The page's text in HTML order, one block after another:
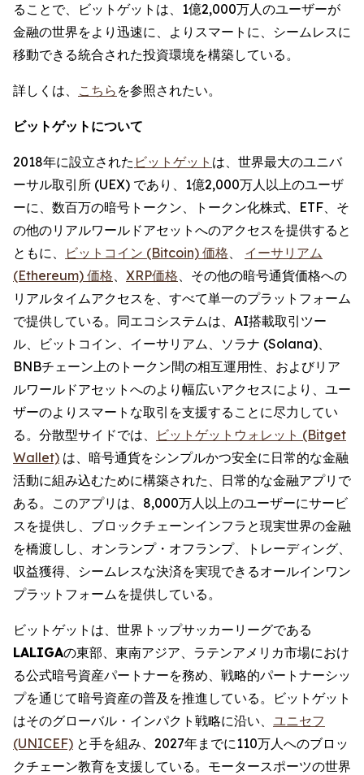
ることで、ビットゲットは、1億2,000万人のユーザーが
金融の世界をより迅速に、よりスマートに、シームレスに
移動できる統合された投資環境を構築している。
詳しくは、 こちら を参照されたい。
ビットゲットについて
2018年に設立された ビットゲット は、世界最大のユニバ
ーサル取引所 (UEX) であり、1億2,000万人以上のユーザ
ーに、数百万の暗号トークン、トークン化株式、ETF、そ
の他のリアルワールドアセットへのアクセスを提供すると
ともに、
ビットコイン (Bitcoin) 価格、 イーサリアム
(Ethereum) 価格、 XRP価格、その他の暗号通貨価格への
リアルタイムアクセスを、すべて単一のプラットフォーム
で提供している。同エコシステムは、AI搭載取引ツー
ル、ビットコイン、イーサリアム、ソラナ (Solana)、
BNBチェーン上のトークン間の相互運用性、およびリア
ルワールドアセットへのより幅広いアクセスにより、ユー
ザーのよりスマートな取引を支援することに尽力してい
る。分散型サイドでは、
ビットゲットウォレット (Bitget
Wallet) は、暗号通貨をシンプルかつ安全に日常的な金融
活動に組み込むために構築された、日常的な金融アプリで
ある。このアプリは、8,000万人以上のユーザーにサービ
スを提供し、ブロックチェーンインフラと現実世界の金融
を橋渡しし、オンランプ・オフランプ、トレーディング、
収益獲得、シームレスな決済を実現できるオールインワン
プラットフォームを提供している。
ビットゲットは、世界トップサッカーリーグである
LALIGAの東部、東南アジア、ラテンアメリカ市場におけ
る公式暗号資産パートナーを務め、戦略的パートナーシッ
プを通じて暗号資産の普及を推進している。ビットゲット
はそのグローバル・インパクト戦略に沿い、 ユニセフ
(UNICEF) と手を組み、2027年までに110万人へのブロッ
クチェーン教育を支援している。モータースポーツの世界